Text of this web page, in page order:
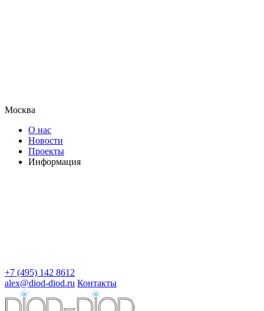
Москва
О нас
Новости
Проекты
Информация
+7 (495) 142 8612
alex@diod-diod.ru Контакты